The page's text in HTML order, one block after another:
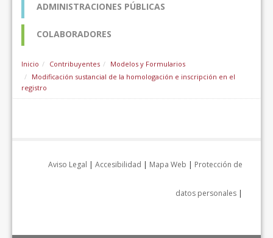
ADMINISTRACIONES PÚBLICAS
COLABORADORES
Inicio Contribuyentes
Modelos y Formularios
Modificación sustancial de la homologación e inscripción en el
registro
Aviso Legal | Accesibilidad | Mapa Web | Protección de
datos personales |